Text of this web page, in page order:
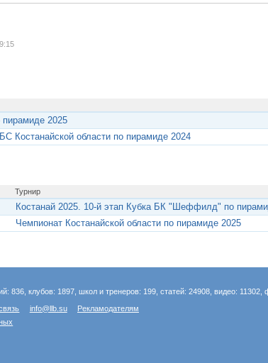
2025
Костанайской области по пирамиде 2024
Турнир
Костанай 2025. 10-й этап Кубка БК "Шеффилд" по
Чемпионат Костанайской области по пирамиде 2025
836, клубов: 1897, школ и тренеров: 199, статей: 24908, видео: 11302,
info@llb.su
Рекламодателям